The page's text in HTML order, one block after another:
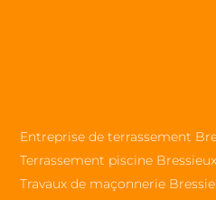
Entreprise de terrassement
Terrassement piscine Bressieux
Travaux de maçonnerie